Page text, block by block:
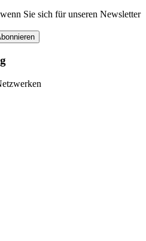
Sie sich für unseren Newsletter